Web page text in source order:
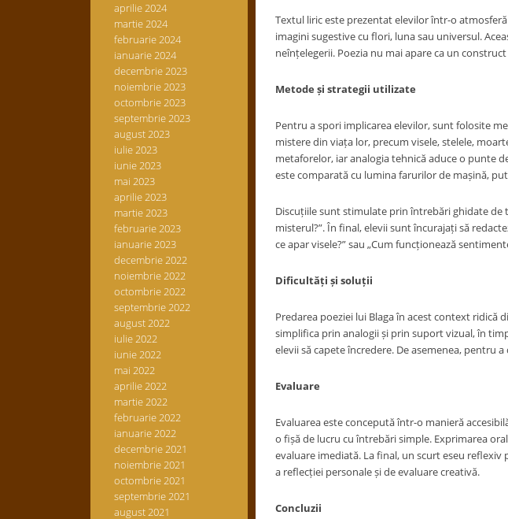
aprilie 2024
martie 2024
februarie 2024
ianuarie 2024
decembrie 2023
noiembrie 2023
octombrie 2023
septembrie 2023
august 2023
iulie 2023
iunie 2023
mai 2023
aprilie 2023
martie 2023
februarie 2023
ianuarie 2023
decembrie 2022
noiembrie 2022
octombrie 2022
septembrie 2022
august 2022
iulie 2022
iunie 2022
mai 2022
aprilie 2022
martie 2022
februarie 2022
ianuarie 2022
decembrie 2021
noiembrie 2021
octombrie 2021
septembrie 2021
august 2021
Textul liric este prezentat elevilor într-o
imagini sugestive cu flori, luna sau universul.
neînțelegerii. Poezia nu mai apare ca un
Metode și strategii utilizate
Pentru a spori implicarea elevilor, sunt folosite
mistere din viața lor, precum visele, stelele,
metaforelor, iar analogia tehnică aduce o punte
este comparată cu lumina farurilor de mașină,
Discuțiile sunt stimulate prin întrebări ghidate de
misterul?”. În final, elevii sunt încurajați să
ce apar visele?” sau „Cum funcționează
Dificultăți și soluții
Predarea poeziei lui Blaga în acest context
simplifica prin analogii și prin suport vizual, în
elevii să capete încredere. De asemenea, pentru
Evaluare
Evaluarea este concepută într-o manieră
o fișă de lucru cu întrebări simple. Exprimarea
evaluare imediată. La final, un scurt eseu reflexiv
a reflecției personale și de evaluare creativă.
Concluzii